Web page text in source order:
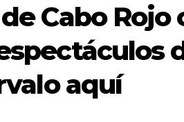
Cabo Rojo
aquí